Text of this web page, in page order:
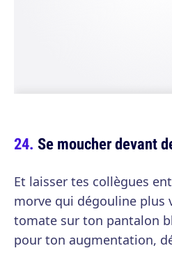
Se moucher devant
Et laisser tes collègues
morve qui dégouline plus
tomate sur ton pantalon
pour ton augmentation,